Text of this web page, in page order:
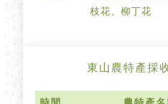
枝花、柳丁花
東山農特產採